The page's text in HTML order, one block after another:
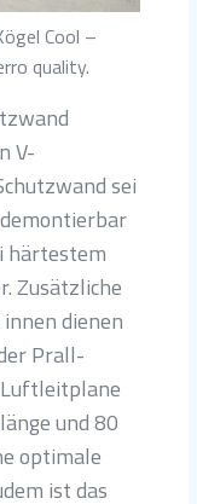
Cool –
quality.
V-
sei
härtestem
Zusätzliche
dienen
Prall-
und 80
optimale
ist das